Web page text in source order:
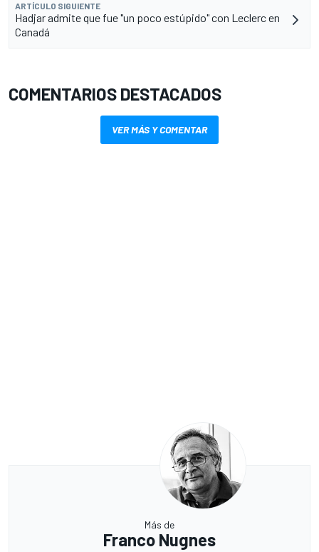
ARTÍCULO SIGUIENTE
Hadjar admite que fue "un poco estúpido" con Leclerc en
Canadá
COMENTARIOS DESTACADOS
VER MÁS Y COMENTAR
Más de
Franco Nugnes